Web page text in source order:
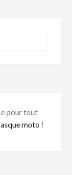
pour tout
moto !